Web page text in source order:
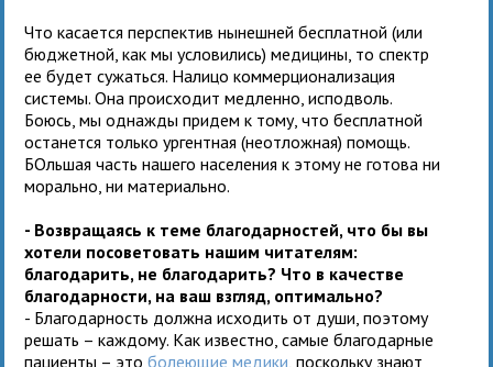
Что касается перспектив нынешней бесплатной (или
бюджетной, как мы условились) медицины, то спектр
ее будет сужаться. Налицо коммерционализация
системы. Она происходит медленно, исподволь.
Боюсь, мы однажды придем к тому, что бесплатной
останется только ургентная (неотложная) помощь.
БОльшая часть нашего населения к этому не готова ни
морально, ни материально.
- Возвращаясь к теме благодарностей, что бы вы
хотели посоветовать нашим читателям:
благодарить, не благодарить? Что в качестве
благодарности, на ваш взгляд, оптимально?
- Благодарность должна исходить от души, поэтому
решать – каждому. Как известно, самые благодарные
пациенты – этоболеющие медики , поскольку знают